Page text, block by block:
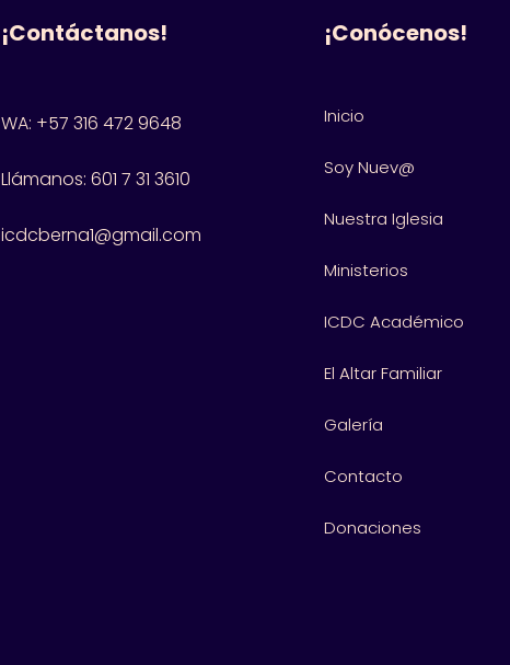
¡Contáctanos!
WA: +57 316 472 9648
Llámanos: 601 7 31 3610
icdcberna1@gmail.com
¡Conócenos!
Inicio
Soy Nuev@
Nuestra Iglesia
Ministerios
ICDC Académico
El Altar Familiar
Galería
Contacto
Donaciones